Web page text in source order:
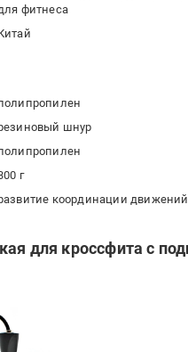
фитнеса
шнур
г
координации движений
для кроссфита с